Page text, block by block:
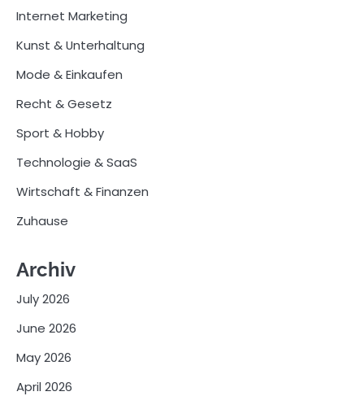
Internet Marketing
Kunst & Unterhaltung
Mode & Einkaufen
Recht & Gesetz
Sport & Hobby
Technologie & SaaS
Wirtschaft & Finanzen
Zuhause
Archiv
July 2026
June 2026
May 2026
April 2026